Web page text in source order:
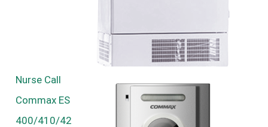
Nurse Call
Commax ES
400/410/42